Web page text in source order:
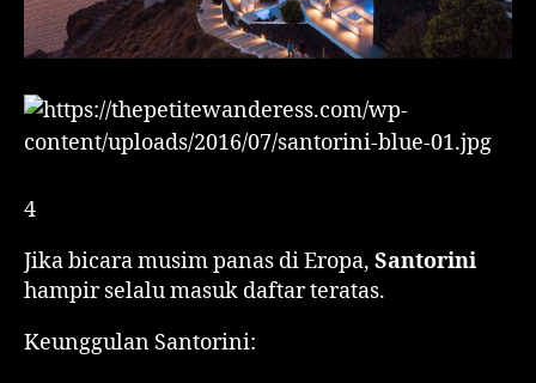
4
Jika bicara musim panas di Eropa, Santorini
hampir selalu masuk daftar teratas.
Keunggulan Santorini: